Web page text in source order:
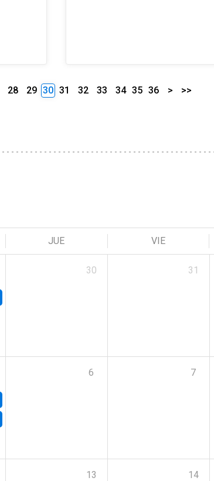
28 29 30 31 32 33 34 35 36 > >>
JUE VIE
30 31
6 7
13 14